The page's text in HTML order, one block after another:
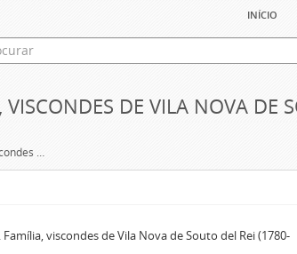
início
DE VILA NOVA DE
Almada e Lencastre. Família, viscondes de Vila Nova de Souto del Rei (1780-[19-- ])
viscondes de Vila Nova de Souto del Rei (1780-